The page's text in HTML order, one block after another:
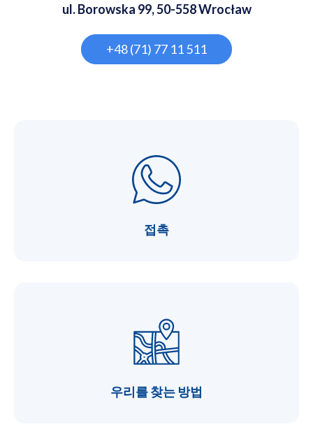
ul. Borowska 99, 50-558 Wrocław
+48 (71) 77 11 511
접촉
우리를 찾는 방법